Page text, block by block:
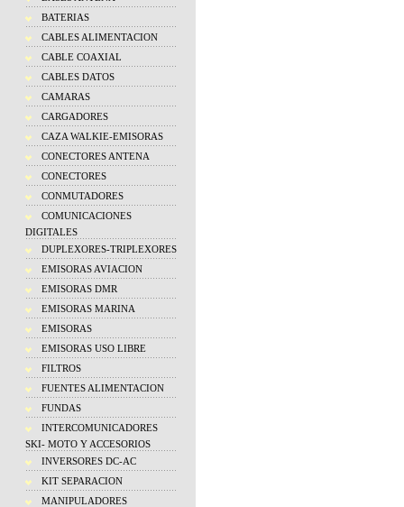
BATERIAS
CABLES ALIMENTACION
CABLE COAXIAL
CABLES DATOS
CAMARAS
CARGADORES
CAZA WALKIE-EMISORAS
CONECTORES ANTENA
CONECTORES
CONMUTADORES
COMUNICACIONES
DIGITALES
DUPLEXORES-TRIPLEXORES
EMISORAS AVIACION
EMISORAS DMR
EMISORAS MARINA
EMISORAS
EMISORAS USO LIBRE
FILTROS
FUENTES ALIMENTACION
FUNDAS
INTERCOMUNICADORES
SKI- MOTO Y ACCESORIOS
INVERSORES DC-AC
KIT SEPARACION
MANIPULADORES